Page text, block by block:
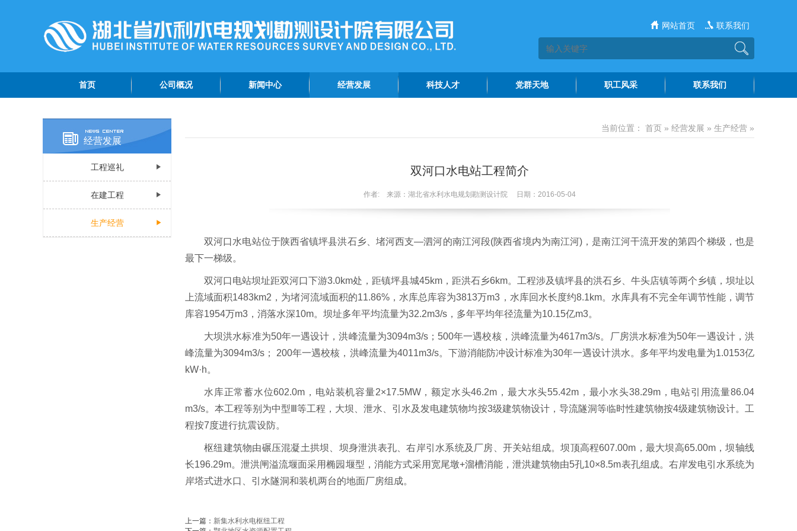
网站首页 联系我们
首页 公司概况 新闻中心 经营发展 科技人才 党群天地 职工风采 联系我们
管理团队
公司荣誉
认证资质
水苑讲坛
经营发展
工程巡礼
在建工程
生产经营
当前位置： 首页 » 经营发展 » 生产经营 »
双河口水电站工程简介
作者: 来源：湖北省水利水电规划勘测设计院 日期：2016-05-04
双河口水电站位于陕西省镇坪县洪石乡、堵河西支—泗河的南江河段(陕西省境内为南江河)，是南江河干流开发的第四个梯级，也是
最下一梯级。
双河口电站坝址距双河口下游3.0km处，距镇坪县城45km，距洪石乡6km。工程涉及镇坪县的洪石乡、牛头店镇等两个乡镇，坝址以
上流域面积1483km2，为堵河流域面积的11.86%，水库总库容为3813万m3，水库回水长度约8.1km。水库具有不完全年调节性能，调节
库容1954万m3，消落水深10m。坝址多年平均流量为32.2m3/s，多年平均年径流量为10.15亿m3。
大坝洪水标准为50年一遇设计，洪峰流量为3094m3/s；500年一遇校核，洪峰流量为4617m3/s。厂房洪水标准为50年一遇设计，洪
峰流量为3094m3/s； 200年一遇校核，洪峰流量为4011m3/s。下游消能防冲设计标准为30年一遇设计洪水。多年平均发电量为1.0153亿
kW·h。
水库正常蓄水位602.0m，电站装机容量2×17.5MW，额定水头46.2m，最大水头55.42m，最小水头38.29m，电站引用流量86.04
m3/s。本工程等别为中型Ⅲ等工程，大坝、泄水、引水及发电建筑物均按3级建筑物设计，导流隧洞等临时性建筑物按4级建筑物设计。工
程按7度进行抗震设防。
枢纽建筑物由碾压混凝土拱坝、坝身泄洪表孔、右岸引水系统及厂房、开关站组成。坝顶高程607.00m，最大坝高65.00m，坝轴线
长196.29m。泄洪闸溢流堰面采用椭园堰型，消能方式采用宽尾墩+溜槽消能，泄洪建筑物由5孔10×8.5m表孔组成。右岸发电引水系统为
岸塔式进水口、引水隧洞和装机两台的地面厂房组成。
上一篇： 新集水利水电枢纽工程